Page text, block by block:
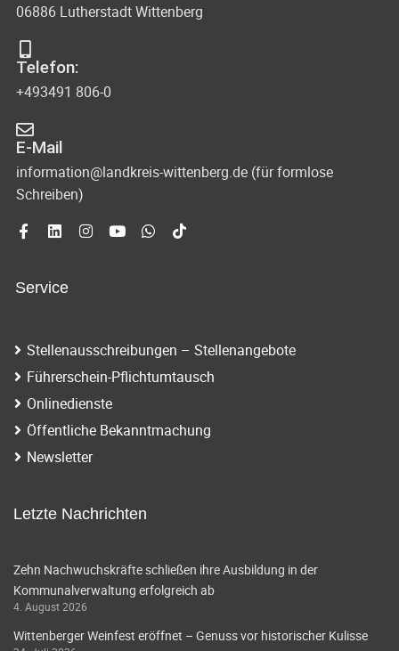
06886 Lutherstadt Wittenberg
Telefon:
+493491 806-0
E-Mail
information@landkreis-wittenberg.de (für formlose
Schreiben)
Service
Stellenausschreibungen – Stellenangebote
Führerschein-Pflichtumtausch
Onlinedienste
Öffentliche Bekanntmachung
Newsletter
Letzte Nachrichten
Zehn Nachwuchskräfte schließen ihre Ausbildung in der
Kommunalverwaltung erfolgreich ab
4. August 2026
Wittenberger Weinfest eröffnet – Genuss vor historischer Kulisse